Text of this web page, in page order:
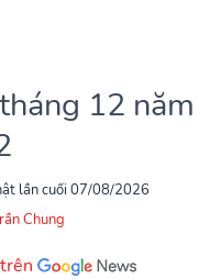
12 năm
lần cuối 07/08/2026
Chung